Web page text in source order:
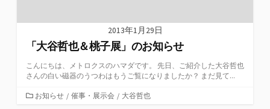
2013年1月29日
「大谷哲也＆桃子展」のお知らせ
こんにちは、メトロクスのハマダです。 先日、ご紹介した大谷哲也
さんの白い磁器のうつわはもうご覧になりましたか？ まだ見て...
カお知らせ / 催事・展示会 / 大谷哲也